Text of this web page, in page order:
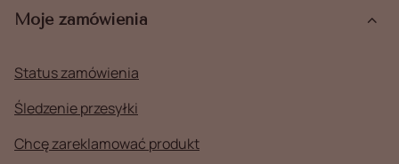
Moje zamówienia
Status zamówienia
Śledzenie przesyłki
Chcę zareklamować produkt